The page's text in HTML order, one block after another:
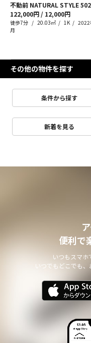
不動前 NATURAL STYLE502
122,000円 / 12,000円
徒歩7分 20.03㎡ 1K
2022
月
その他の物件を探す
条件から探す
新着を見る
便利で
いつもスマホ
いつでもどこでも、